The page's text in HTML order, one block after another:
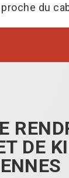
du
DE